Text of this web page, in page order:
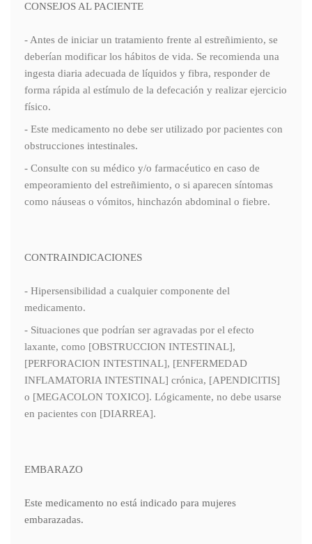
CONSEJOS AL PACIENTE
- Antes de iniciar un tratamiento frente al estreñimiento, se
deberían modificar los hábitos de vida. Se recomienda una
ingesta diaria adecuada de líquidos y fibra, responder de
forma rápida al estímulo de la defecación y realizar ejercicio
físico.
- Este medicamento no debe ser utilizado por pacientes con
obstrucciones intestinales.
- Consulte con su médico y/o farmacéutico en caso de
empeoramiento del estreñimiento, o si aparecen síntomas
como náuseas o vómitos, hinchazón abdominal o fiebre.
CONTRAINDICACIONES
- Hipersensibilidad a cualquier componente del
medicamento.
- Situaciones que podrían ser agravadas por el efecto
laxante, como [OBSTRUCCION INTESTINAL],
[PERFORACION INTESTINAL], [ENFERMEDAD
INFLAMATORIA INTESTINAL] crónica, [APENDICITIS]
o [MEGACOLON TOXICO]. Lógicamente, no debe usarse
en pacientes con [DIARREA].
EMBARAZO
Este medicamento no está indicado para mujeres
embarazadas.